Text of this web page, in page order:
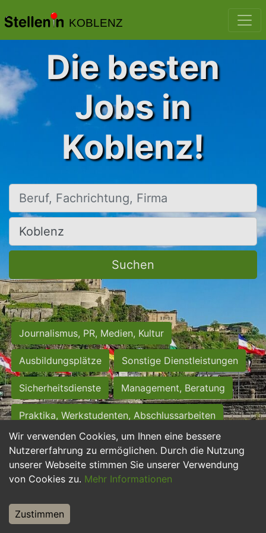
KOBLENZ
Wir verwenden Cookies, um Ihnen eine bessere
Nutzererfahrung zu ermöglichen. Durch die Nutzung
unserer Webseite stimmen Sie unserer Verwendung
von Cookies zu. Mehr Informationen
Zustimmen
Die besten
Jobs in
Koblenz!
Beruf, Fachrichtung, Firma
Ort, Stadt
Suchen
Journalismus, PR, Medien, Kultur
Ausbildungsplätze Sonstige Dienstleistungen
Sicherheitsdienste Management, Beratung
Praktika, Werkstudenten, Abschlussarbeiten
Personalwesen Assistenz, Sekretariat
Hilfskräfte, Aushilfs- und Nebenjobs
Weiterbildung, Studium, duale Ausbildung